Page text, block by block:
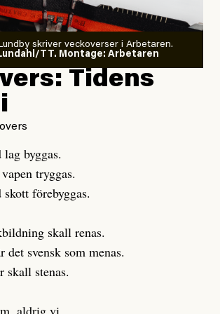
2026
2026
Kellgren
2026
2026
skriver veckoverser i Arbetaren.
TT. Montage: Arbetaren
Tidens
byggas.
tryggas.
förebyggas.
skall renas.
det svensk som menas.
stenas.
aldrig vi.